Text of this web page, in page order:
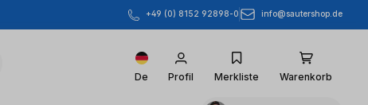
+49 (0) 8152 92898-0 info@sautershop.de
De Profil Merkliste Warenkorb